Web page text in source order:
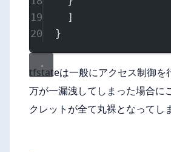
19
]
20
}
tfstateは一般にアクセス制御を
万が一漏洩してしまった場合に
クレットが全て丸裸となってし